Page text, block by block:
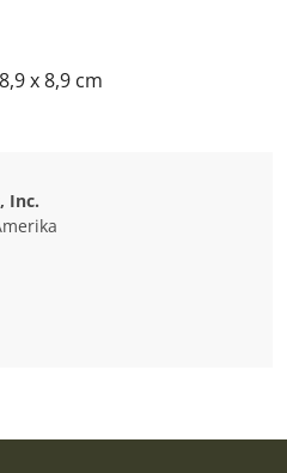
x 8,9 cm
Inc.
RANGE s.r.o. -